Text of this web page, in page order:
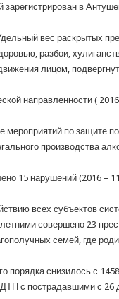
в
вес раскрытых
разбои,
лицом,
направленности (
по защите
производства
15 нарушений (2016 –
всех субъектов
совершено 23
семей, где
порядка снизилось с
с пострадавшими с 26